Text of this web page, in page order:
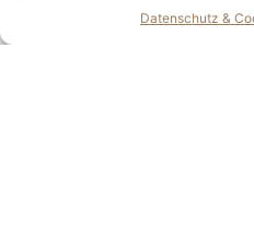
Datenschutz &